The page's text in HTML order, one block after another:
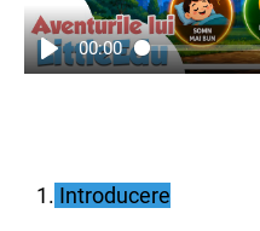
00:00
1. Introducere